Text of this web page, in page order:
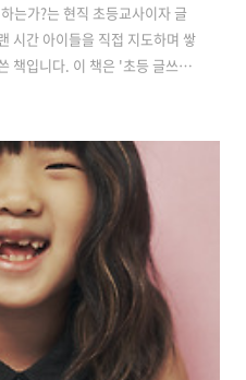
는가?는 현직 초등교사이자 글
시간 아이들을 직접 지도하며 쌓
책입니다. 이 책은 '초등 글쓰기
접근 방식을 바로잡아줄 명쾌한
움을 깨우쳐주는 초등 글쓰기의
목내용도서명《초등 본질 글쓰
저자손자영출판사사이드웨이출
👩‍🏫 저자 소개 : 손자영 이 책의
서 아이들과 호흡하며 글쓰..